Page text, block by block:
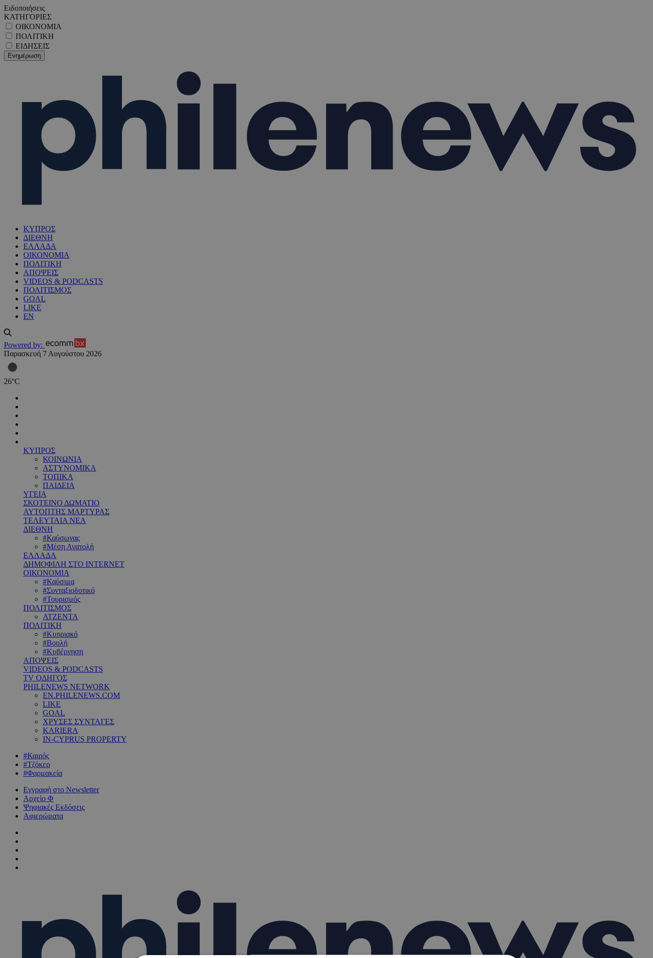
Ειδοποιήσεις
ΚΑΤΗΓΟΡΙΕΣ
ΟΙΚΟΝΟΜΙΑ
ΠΟΛΙΤΙΚΗ
ΕΙΔΗΣΕΙΣ
ΚΥΠΡΟΣ
ΔΙΕΘΝΗ
ΕΛΛΑΔΑ
ΟΙΚΟΝΟΜΙΑ
ΠΟΛΙΤΙΚΗ
ΑΠΟΨΕΙΣ
VIDEOS & PODCASTS
ΠΟΛΙΤΙΣΜΟΣ
GOAL
LIKE
EN
Powered by:
Παρασκευή 7 Αυγούστου 2026
26°C
ΚΥΠΡΟΣ
ΚΟΙΝΩΝΙΑ
ΑΣΤΥΝΟΜΙΚΑ
ΤΟΠΙΚΑ
ΠΑΙΔΕΙΑ
ΥΓΕΙΑ
ΣΚΟΤΕΙΝΟ ΔΩΜΑΤΙΟ
ΑΥΤΟΠΤΗΣ ΜΑΡΤΥΡΑΣ
ΤΕΛΕΥΤΑΙΑ ΝΕΑ
ΔΙΕΘΝΗ
#Καύσωνας
#Μέση Ανατολή
ΕΛΛΑΔΑ
ΔΗΜΟΦΙΛΗ ΣΤΟ INTERNET
ΟΙΚΟΝΟΜΙΑ
#Καύσιμα
#Συνταξιοδοτικό
#Τουρισμός
ΠΟΛΙΤΙΣΜΟΣ
ΑΤΖΕΝΤΑ
ΠΟΛΙΤΙΚΗ
#Κυπριακό
#Βουλή
#Κυβέρνηση
ΑΠΟΨΕΙΣ
VIDEOS & PODCASTS
TV ΟΔΗΓΟΣ
PHILENEWS NETWORK
EN.PHILENEWS.COM
LIKE
GOAL
ΧΡΥΣΕΣ ΣΥΝΤΑΓΕΣ
KARIERA
IN-CYPRUS PROPERTY
#Καιρός
#Τζόκερ
#Φαρμακεία
Εγγραφή στο Newsletter
Αρχείο Φ
Ψηφιακές Εκδόσεις
Αφιερώματα